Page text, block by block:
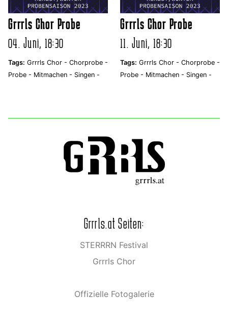
Grrrls Chor Probe
04. Juni, 18:30
Tags: Grrrls Chor - Chorprobe -
Probe - Mitmachen - Singen -
Grrrls Chor Probe
11. Juni, 18:30
Tags: Grrrls Chor - Chorprobe -
Probe - Mitmachen - Singen -
Grrrls.at Seiten:
STERRRN Festival
Grrrls Chor
Offizielle Fotogalerie